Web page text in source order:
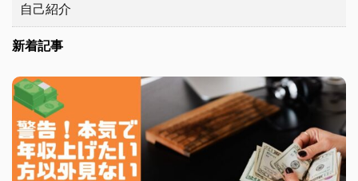
自己紹介
新着記事